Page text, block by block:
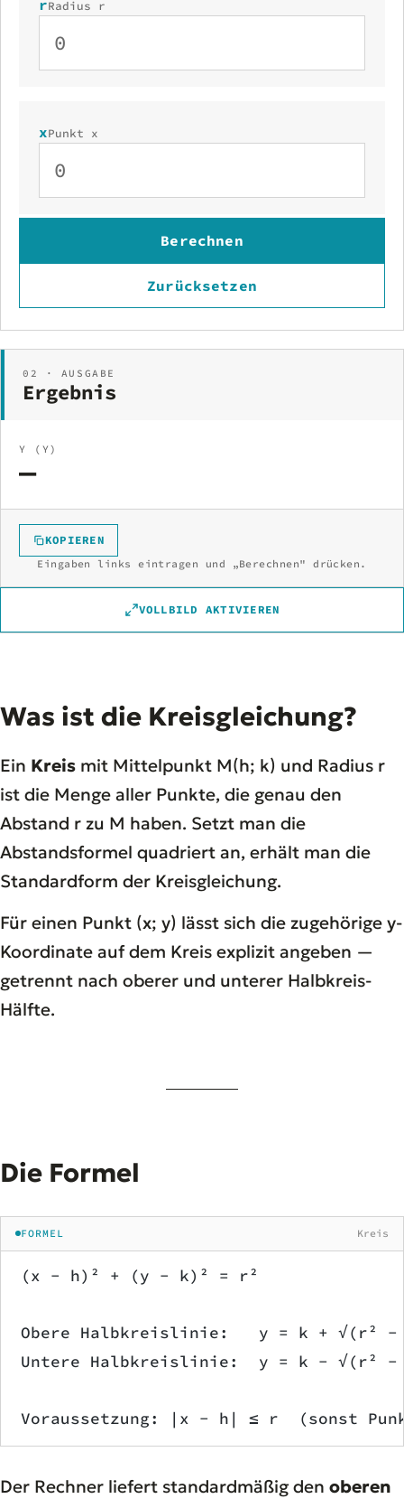
rRadius r
xPunkt x
Berechnen
Zurücksetzen
02 · AUSGABE
Ergebnis
Y (Y)
—
KOPIEREN
Eingaben links eintragen und „Berechnen" drücken.
VOLLBILD AKTIVIEREN
Was ist die Kreisgleichung?
Ein Kreis mit Mittelpunkt M(h; k) und Radius r
ist die Menge aller Punkte, die genau den
Abstand r zu M haben. Setzt man die
Abstandsformel quadriert an, erhält man die
Standardform der Kreisgleichung.
Für einen Punkt (x; y) lässt sich die zugehörige y-
Koordinate auf dem Kreis explizit angeben —
getrennt nach oberer und unterer Halbkreis-
Hälfte.
Die Formel
FORMEL Kreis
(x − h)² + (y − k)² = r²
Obere Halbkreislinie:   y = k + √(r²
Untere Halbkreislinie:  y = k − √(r²
Voraussetzung: |x − h| ≤ r  (sonst
Der Rechner liefert standardmäßig den oberen